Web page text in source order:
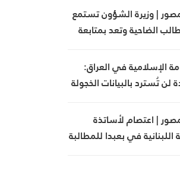
| وزيرة الشؤون تستمع
الضاحية وتعد بمتابعة
الإسلامية في العراق:
لن تُسترد بالبيانات الخجولة
| اعتصام لأساتذة
اللبنانية في بعبدا للمطالبة